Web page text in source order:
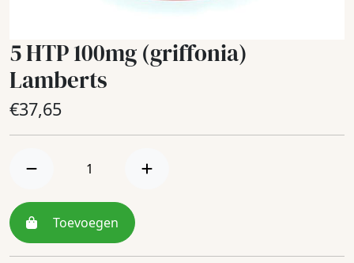
5 HTP 100mg (griffonia)
Lamberts
€37,65
Toevoegen